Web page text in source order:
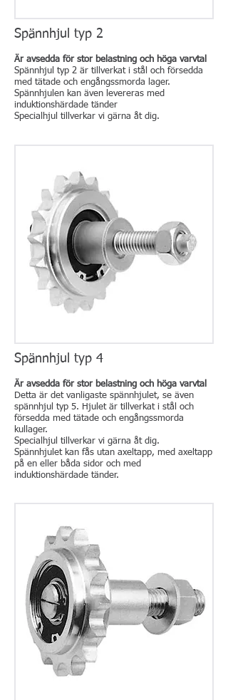
Spännhjul typ 2
Är avsedda för stor belastning och höga varvtal
Spännhjul typ 2 är tillverkat i stål och försedda
med tätade och engångssmorda lager.
Spännhjulen kan även levereras med
induktionshärdade tänder
Specialhjul tillverkar vi gärna åt dig.
Spännhjul typ 4
Är avsedda för stor belastning och höga varvtal
Detta är det vanligaste spännhjulet, se även
spännhjul typ 5. Hjulet är tillverkat i stål och
försedda med tätade och engångssmorda
kullager.
Specialhjul tillverkar vi gärna åt dig.
Spännhjulet kan fås utan axeltapp, med axeltapp
på en eller båda sidor och med
induktionshärdade tänder.